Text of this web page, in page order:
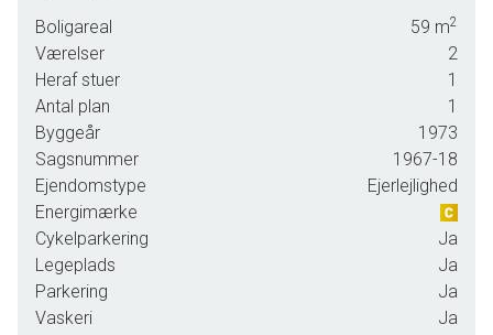
skole, Søhuscentret ( indkøb, kiosk, posthus m.v. ). En velbeliggende
lejlighed i cykelafstand til Odense City.
entre - spise-/opholdsstue med udgang til lukket altan ( uopvarmet
udestue/kontor/arbejdsværelse m.v. ) - pænt køkken med nyere lyse
elementer og elkomfur/emhætte/køle-fryseskab - soveværelse med skabe -
pænt badeværelse med lyse klinker/fliser og stor bruseplads.
Lejligheden har parketgulve med tæpper, nyere stuevinduer ( 10-15 år gl. ),
lukket altan/disp. rum og ny hoveddør. Der er mulighed for tilslutning til
Boligareal 59 m2
Værelser
2
Heraf stuer
1
Antal plan
1
Byggeår
1973
Sagsnummer
1967-18
Ejendomstype
Ejerlejlighed
Energimærke
Cykelparkering
Ja
Legeplads
Ja
Parkering
Ja
Vaskeri
Ja